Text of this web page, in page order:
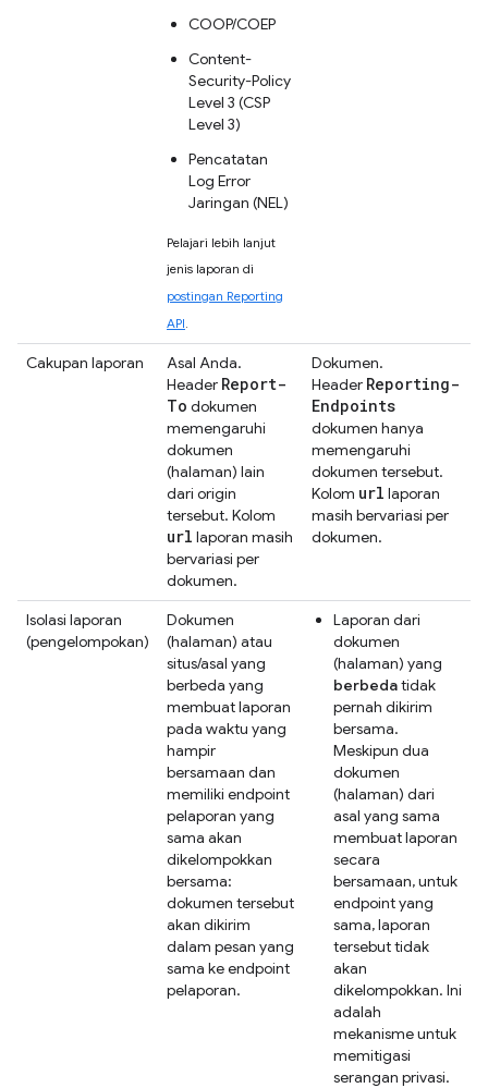
COOP/COEP
Content-
Security-Policy
Level 3 (CSP
Level 3)
Pencatatan
Log Error
Jaringan (NEL)
Pelajari lebih lanjut
jenis laporan di
postingan Reporting
API.
Cakupan laporan
Asal Anda.
Header Report-
To dokumen
memengaruhi
dokumen
(halaman) lain
dari origin
tersebut. Kolom
url laporan masih
bervariasi per
dokumen.
Dokumen.
Header Reporting-
Endpoints
dokumen hanya
memengaruhi
dokumen tersebut.
Kolom url laporan
masih bervariasi per
dokumen.
Isolasi laporan
(pengelompokan)
Dokumen
(halaman) atau
situs/asal yang
berbeda yang
membuat laporan
pada waktu yang
hampir
bersamaan dan
memiliki endpoint
pelaporan yang
sama akan
dikelompokkan
bersama:
dokumen tersebut
akan dikirim
dalam pesan yang
sama ke endpoint
pelaporan.
Laporan dari
dokumen
(halaman) yang
berbedatidak
pernah dikirim
bersama.
Meskipun dua
dokumen
(halaman) dari
asal yang sama
membuat laporan
secara
bersamaan, untuk
endpoint yang
sama, laporan
tersebut tidak
akan
dikelompokkan. Ini
adalah
mekanisme untuk
memitigasi
serangan privasi.